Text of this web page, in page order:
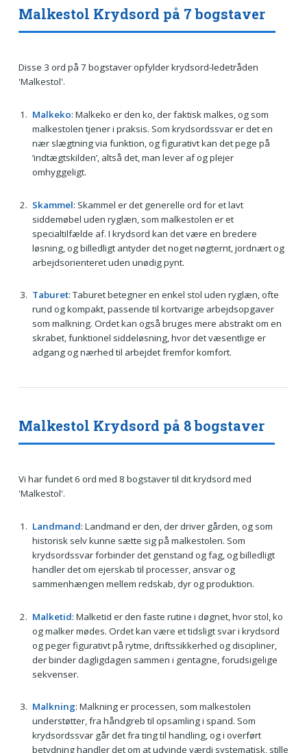
Malkestol Krydsord på 7 bogstaver
Disse 3 ord på 7 bogstaver opfylder krydsord-ledetråden
'Malkestol'.
Malkeko: Malkeko er den ko, der faktisk malkes, og som
malkestolen tjener i praksis. Som krydsordssvar er det en
nær slægtning via funktion, og figurativt kan det pege på
‘indtægtskilden’, altså det, man lever af og plejer
omhyggeligt.
Skammel: Skammel er det generelle ord for et lavt
siddemøbel uden ryglæn, som malkestolen er et
specialtilfælde af. I krydsord kan det være en bredere
løsning, og billedligt antyder det noget nøgternt, jordnært og
arbejdsorienteret uden unødig pynt.
Taburet: Taburet betegner en enkel stol uden ryglæn, ofte
rund og kompakt, passende til kortvarige arbejdsopgaver
som malkning. Ordet kan også bruges mere abstrakt om en
skrabet, funktionel siddeløsning, hvor det væsentlige er
adgang og nærhed til arbejdet fremfor komfort.
Malkestol Krydsord på 8 bogstaver
Vi har fundet 6 ord med 8 bogstaver til dit krydsord med
'Malkestol'.
Landmand: Landmand er den, der driver gården, og som
historisk selv kunne sætte sig på malkestolen. Som
krydsordssvar forbinder det genstand og fag, og billedligt
handler det om ejerskab til processer, ansvar og
sammenhængen mellem redskab, dyr og produktion.
Malketid: Malketid er den faste rutine i døgnet, hvor stol, ko
og malker mødes. Ordet kan være et tidsligt svar i krydsord
og peger figurativt på rytme, driftssikkerhed og discipliner,
der binder dagligdagen sammen i gentagne, forudsigelige
sekvenser.
Malkning: Malkning er processen, som malkestolen
understøtter, fra håndgreb til opsamling i spand. Som
krydsordssvar går det fra ting til handling, og i overført
betydning handler det om at udvinde værdi systematisk, stille